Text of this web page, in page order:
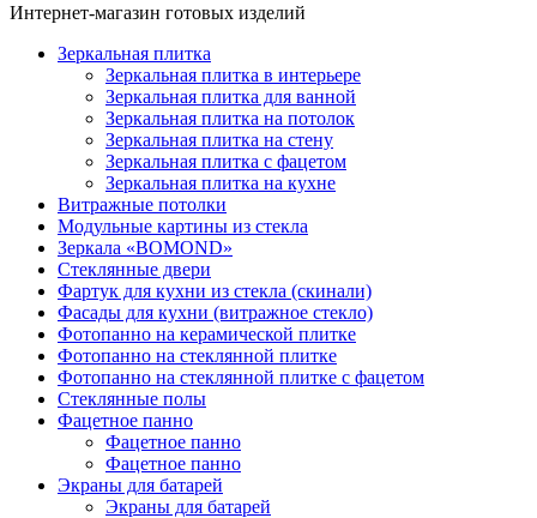
Интернет-магазин готовых изделий
Зеркальная плитка
Зеркальная плитка в интерьере
Зеркальная плитка для ванной
Зеркальная плитка на потолок
Зеркальная плитка на стену
Зеркальная плитка с фацетом
Зеркальная плитка на кухне
Витражные потолки
Модульные картины из стекла
Зеркала «BOMOND»
Стеклянные двери
Фартук для кухни из стекла (скинали)
Фасады для кухни (витражное стекло)
Фотопанно на керамической плитке
Фотопанно на стеклянной плитке
Фотопанно на стеклянной плитке с фацетом
Стеклянные полы
Фацетное панно
Фацетное панно
Фацетное панно
Экраны для батарей
Экраны для батарей